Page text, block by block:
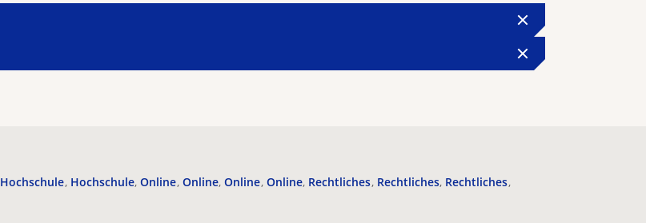
Hochschule Hochschule Online Online Online Online Rechtliches Rechtliches Rechtliches